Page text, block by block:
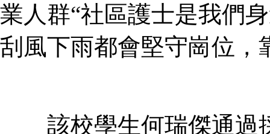
業人群“社區護士是我們
刮風下雨都會堅守崗位，
該校學生何瑞傑通過